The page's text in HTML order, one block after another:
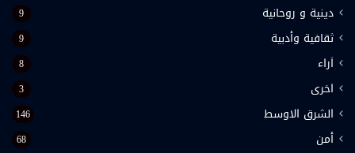
دينية و روحانية 9
ثقافية وأدبية 9
اَراء 8
اخرى 3
الشرق الاوسط 146
أمن 68